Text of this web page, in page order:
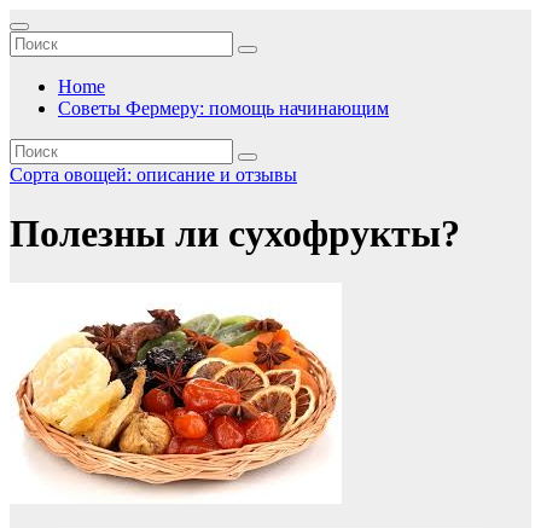
Перейти
к
содержимому
Home
Советы Фермеру: помощь начинающим
Сорта овощей: описание и отзывы
Полезны ли сухофрукты?